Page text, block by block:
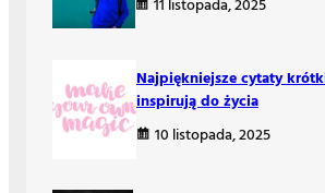
11 listopada, 2025
Najpiękniejsze cytaty
inspirują do życia
10 listopada, 2025